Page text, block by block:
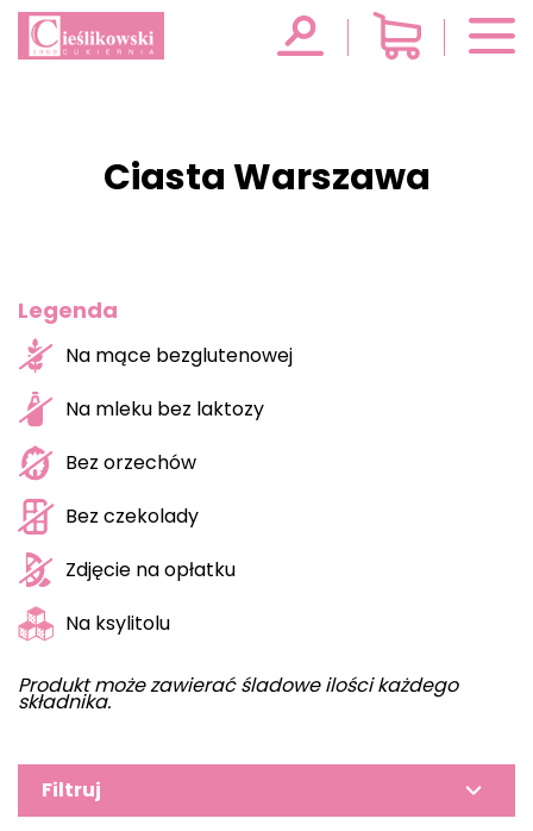
Ciasta Warszawa
Legenda
Na mące bezglutenowej
Na mleku bez laktozy
Bez orzechów
Bez czekolady
Zdjęcie na opłatku
Na ksylitolu
Produkt może zawierać śladowe ilości każdego
składnika.
Filtruj